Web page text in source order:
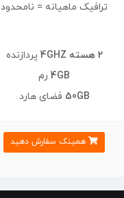
ترافیک ماهیانه = نامحدود
2 هسته 4GHZ
پردازنده
4GB رم
50GB فضای هارد
همینک سفارش دهید